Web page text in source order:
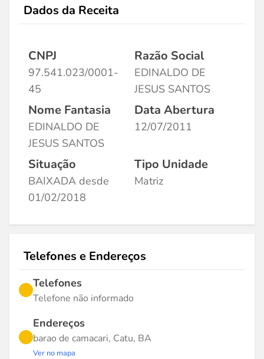
Dados da Receita
CNPJ
97.541.023/0001-
45
Razão Social
EDINALDO DE
JESUS SANTOS
Nome Fantasia
EDINALDO DE
JESUS SANTOS
Data Abertura
12/07/2011
Situação
BAIXADA desde
01/02/2018
Tipo Unidade
Matriz
Telefones e Endereços
Telefones
Telefone não informado
Endereços
barao de camacari, Catu, BA
Ver no mapa